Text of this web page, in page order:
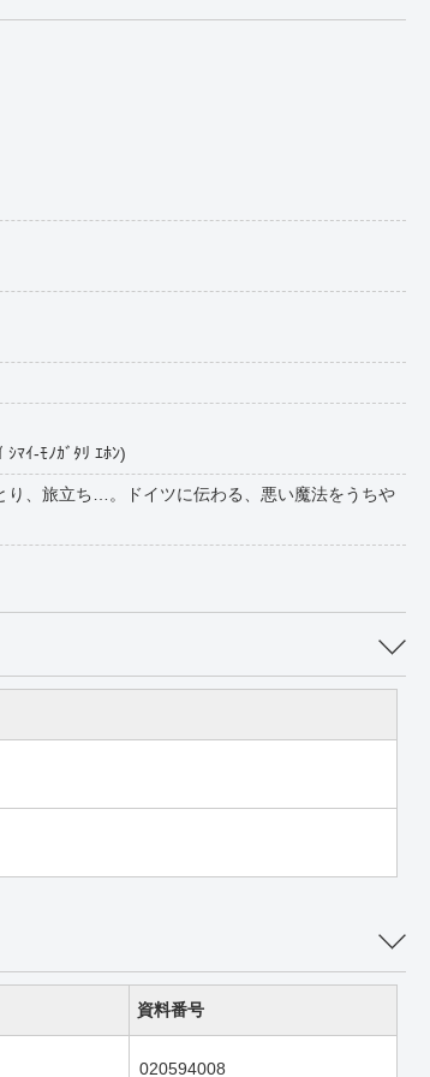
ﾏｲ-ﾓﾉｶﾞﾀﾘ ｴﾎﾝ)
り、旅立ち…。ドイツに伝わる、悪い魔法をうちや
資料番号
020594008